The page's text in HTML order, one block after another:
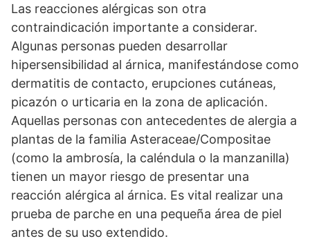
Las reacciones alérgicas son otra
contraindicación importante a considerar.
Algunas personas pueden desarrollar
hipersensibilidad al árnica, manifestándose como
dermatitis de contacto, erupciones cutáneas,
picazón o urticaria en la zona de aplicación.
Aquellas personas con antecedentes de alergia a
plantas de la familia Asteraceae/Compositae
(como la ambrosía, la caléndula o la manzanilla)
tienen un mayor riesgo de presentar una
reacción alérgica al árnica. Es vital realizar una
prueba de parche en una pequeña área de piel
antes de su uso extendido.